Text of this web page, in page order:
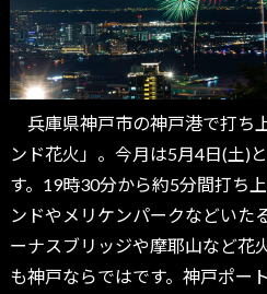
兵庫県神戸市の神戸港で打ち
ンド花火」。今月は5月4日(土)
す。19時30分から約5分間打ち
ンドやメリケンパークなどいた
ーナスブリッジや摩耶山など花
も神戸ならではです。神戸ポー